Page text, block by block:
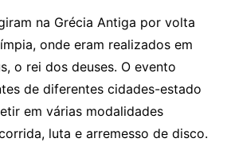
na Grécia Antiga por volta
onde eram realizados em
o rei dos deuses. O evento
de diferentes cidades-estado
em várias modalidades
luta e arremesso de disco.